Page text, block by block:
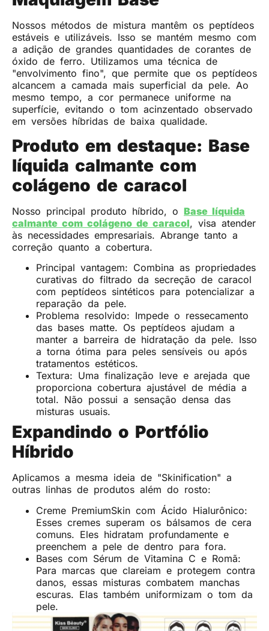
Nossos métodos de mistura mantêm os peptídeos
estáveis ​​e utilizáveis. Isso se mantém mesmo com
a adição de grandes quantidades de corantes de
óxido de ferro. Utilizamos uma técnica de
"envolvimento fino", que permite que os peptídeos
alcancem a camada mais superficial da pele. Ao
mesmo tempo, a cor permanece uniforme na
superfície, evitando o tom acinzentado observado
em versões híbridas de baixa qualidade.
Produto em destaque: Base
líquida calmante com
colágeno de caracol
Nosso principal produto híbrido, o Base líquida
calmante com colágeno de caracol, visa atender
às necessidades empresariais. Abrange tanto a
correção quanto a cobertura.
Principal vantagem: Combina as propriedades
curativas do filtrado da secreção de caracol
com peptídeos sintéticos para potencializar a
reparação da pele.
Problema resolvido: Impede o ressecamento
das bases matte. Os peptídeos ajudam a
manter a barreira de hidratação da pele. Isso
a torna ótima para peles sensíveis ou após
tratamentos estéticos.
Textura: Uma finalização leve e arejada que
proporciona cobertura ajustável de média a
total. Não possui a sensação densa das
misturas usuais.
Expandindo o Portfólio
Híbrido
Aplicamos a mesma ideia de "Skinification" a
outras linhas de produtos além do rosto:
Creme PremiumSkin com Ácido Hialurônico:
Esses cremes superam os bálsamos de cera
comuns. Eles hidratam profundamente e
preenchem a pele de dentro para fora.
Bases com Sérum de Vitamina C e Romã:
Para marcas que clareiam e protegem contra
danos, essas misturas combatem manchas
escuras. Elas também uniformizam o tom da
pele.